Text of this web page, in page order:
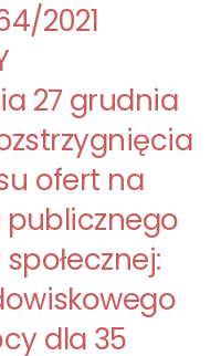
2021
27 grudnia
ofert na
publicznego
dla 35